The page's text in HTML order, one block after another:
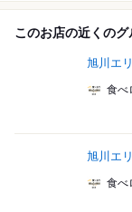
このお店の近くの
旭川エ
食べ
旭川エ
食べ